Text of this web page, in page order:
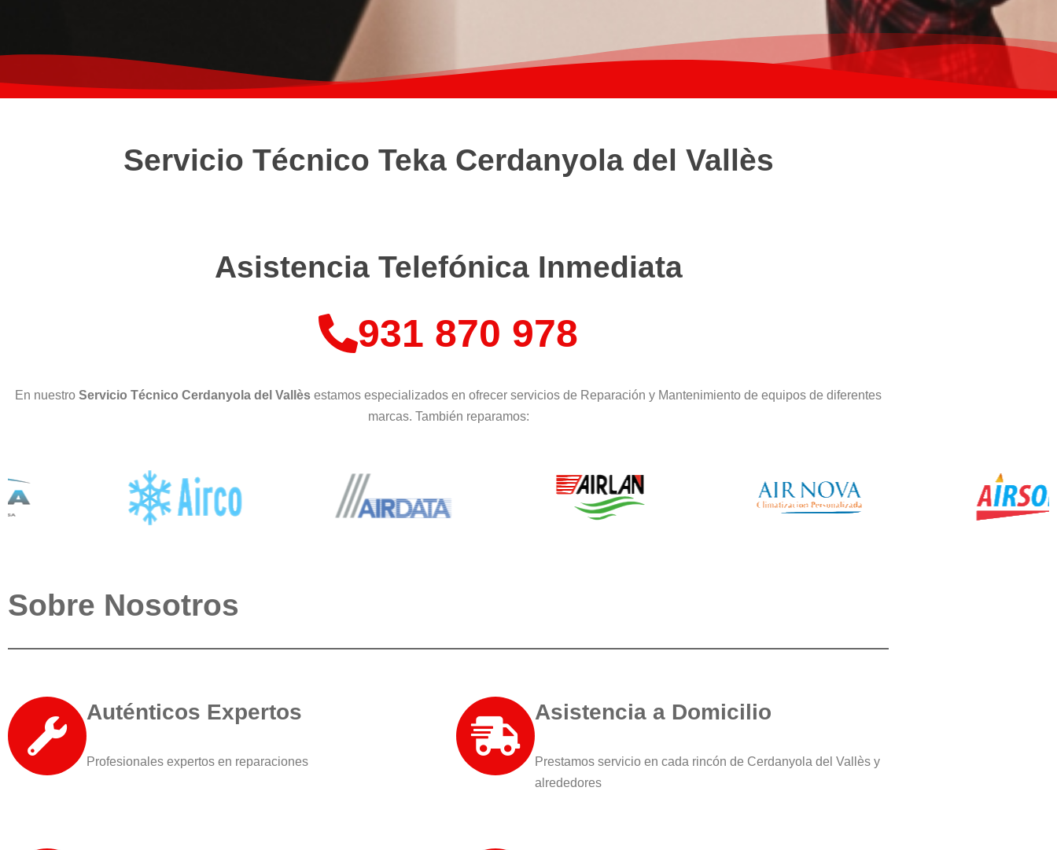
Servicio Técnico Teka Cerdanyola del Vallès
Asistencia Telefónica Inmediata
931 870 978
En nuestro Servicio Técnico Cerdanyola del Vallès estamos especializados en ofrecer servicios de Reparación y Mantenimiento de equipos de diferentes
marcas. También reparamos:
Sobre Nosotros
Auténticos Expertos
Profesionales expertos en reparaciones
Asistencia a Domicilio
Prestamos servicio en cada rincón de Cerdanyola del Vallès y
alrededores